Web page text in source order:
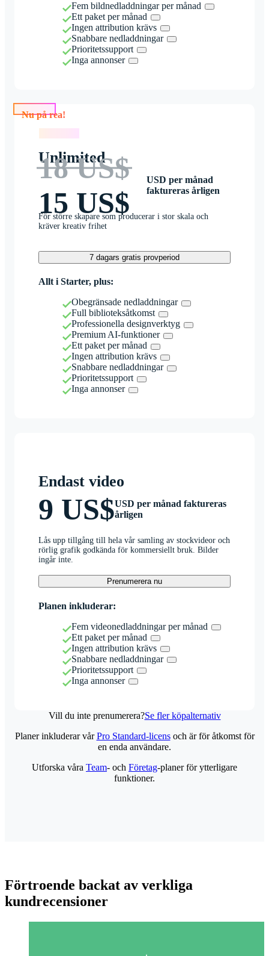
Fem bildnedladdningar per månad
Ett paket per månad
Ingen attribution krävs
Snabbare nedladdningar
Prioritetssupport
Inga annonser
Nu på rea!
Unlimited
18 US$
15 US$
USD per månad
faktureras årligen
För större skapare som producerar i stor skala och
kräver kreativ frihet
7 dagars gratis provperiod
Allt i Starter, plus:
Obegränsade nedladdningar
Full biblioteksåtkomst
Professionella designverktyg
Premium AI-funktioner
Ett paket per månad
Ingen attribution krävs
Snabbare nedladdningar
Prioritetssupport
Inga annonser
Endast video
9 US$USD per månad faktureras
årligen
Lås upp tillgång till hela vår samling av stockvideor och
rörlig grafik godkända för kommersiellt bruk. Bilder
ingår inte.
Prenumerera nu
Planen inkluderar:
Fem videonedladdningar per månad
Ett paket per månad
Ingen attribution krävs
Snabbare nedladdningar
Prioritetssupport
Inga annonser
Vill du inte prenumerera?Se fler köpalternativ
Planer inkluderar vårPro Standard-licensoch är för åtkomst för
en enda användare.
Utforska våra Team- och Företag-planer för ytterligare
funktioner.
Förtroende backat av verkliga
kundrecensioner